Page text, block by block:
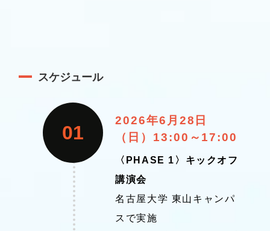
スケジュール
01
2026年6月28日
（日）13:00～17:00
〈PHASE 1〉キックオフ
講演会
名古屋大学 東山キャンパ
スで実施